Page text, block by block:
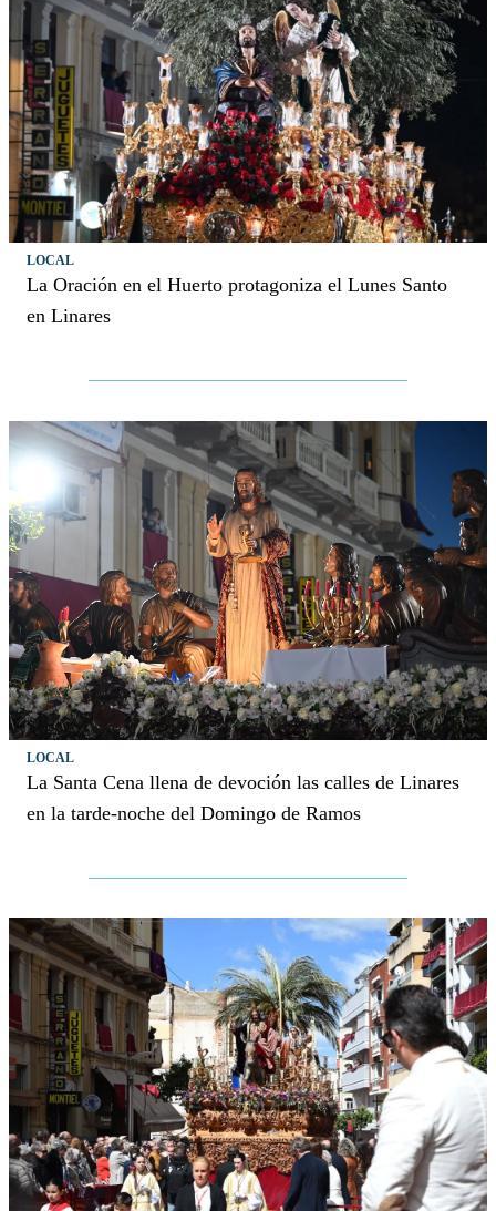
LOCAL
La Oración en el Huerto protagoniza el Lunes Santo
en Linares
LOCAL
La Santa Cena llena de devoción las calles de Linares
en la tarde-noche del Domingo de Ramos